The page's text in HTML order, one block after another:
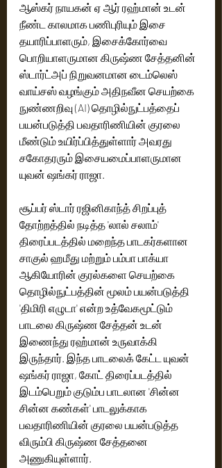
ஆஸ்கர் நாயகன் ஏ ஆர் ரஹ்மான் உடன்
நீண்ட காலமாக பணிபுரியும் இசை
தயாரிப்பாளரும், இசைக்கோர்வை
பொறியாளருமான கிருஷ்ண சேத்தனின்
ஸ்டார்ட்அப் நிறுவனமான‌ டைம்லெஸ்
வாய்சஸ் வழங்கும் அதிநவீன செயற்கை
நுண்ணறிவு (AI) தொழில்நுட்பத்தைப்
பயன்படுத்தி பவதாரிணியின் குரலை
மீண்டும் உயிர்ப்பித்துள்ளார் அவரது
சகோதரரும் இசையமைப்பாளருமான
யுவன் ஷங்கர் ராஜா.
சூப்பர் ஸ்டார் ரஜினிகாந்த் சிறப்புத்
தோற்றத்தில் நடித்த 'லால் சலாம்'
திரைப்படத்தில் மறைந்த பாடகர்களான
சாகுல் ஹமீது மற்றும் பம்பா பாக்யா
ஆகியோரின் குரல்களை செயற்கை
தொழில்நுட்பத்தின் மூலம் பயன்படுத்தி
'திமிரி எழுடா' என்ற உத்வேக‌மூட்டும்
பாடலை கிருஷ்ண சேத்தன் உடன்
இணைந்து ரஹ்மான் உருவாக்கி
இருந்தார். இந்த பாடலைக் கேட்ட யுவன்
ஷங்கர் ராஜா, கோட் திரைப்படத்தில்
இடம்பெறும் குடும்ப பாடலான 'சின்ன
சின்ன கண்கள்' பாடலுக்காக
பவதாரிணியின் குரலை பயன்படுத்த
விரும்பி கிருஷ்ண சேத்தனை
அணுகியுள்ளார்.